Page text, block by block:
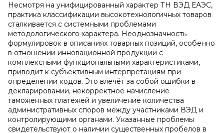
Несмотря на унифицированный характер ТН ВЭД ЕАЭС,
практика классификации высокотехнологичных товаров
сталкивается с системными проблемами
методологического характера. Неоднозначность
формулировок в описаниях товарных позиций, особенно
в отношении инновационной продукции с
комплексными функциональными характеристиками,
приводит к субъективным интерпретациям при
определении кодов. Это влечёт за собой ошибки в
декларировании, некорректное начисление
таможенных платежей и увеличение количества
административных споров между участниками ВЭД и
контролирующими органами. Указанные проблемы
свидетельствуют о наличии существенных пробелов в